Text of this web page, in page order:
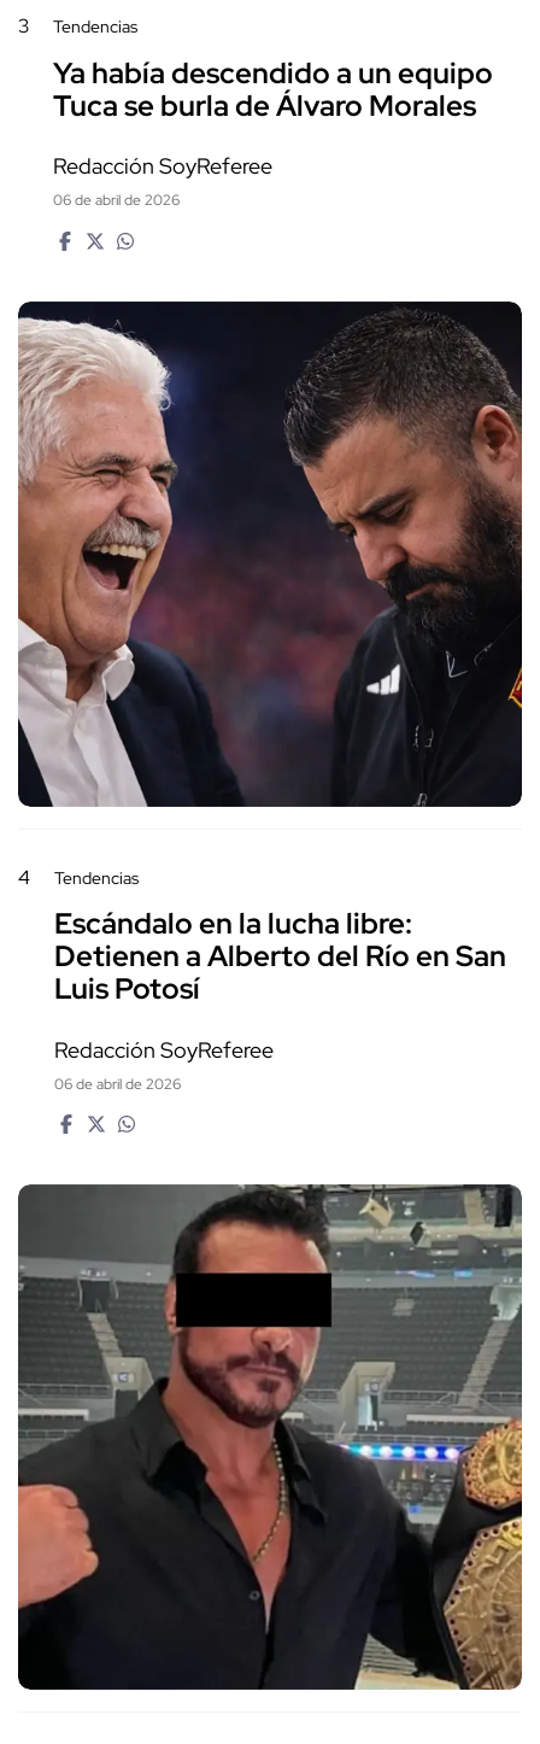
3 Tendencias
Ya había descendido a un equipo
Tuca se burla de Álvaro Morales
Redacción SoyReferee
06 de abril de 2026
4 Tendencias
Escándalo en la lucha libre:
Detienen a Alberto del Río en San
Luis Potosí
Redacción SoyReferee
06 de abril de 2026